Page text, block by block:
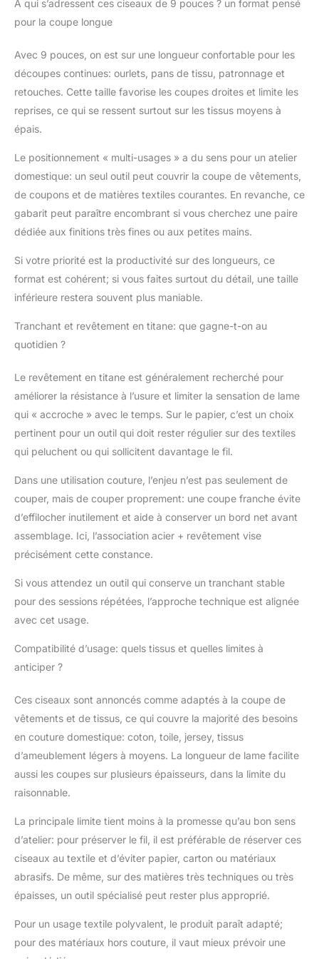
professionnels :
spécialement conçus
pour les tâches de
coupe et de couture du
précis, ce qui les rend
parfaits pour les
tailleurs, les travaux
manuels et les
amateurs qui exigent
de la précision Poignée
confortable en ABS.
ABS souple qui offre
une prise en main
ciseaux sont parfaits
rend parfaits pour les
professionnels et les
Polyvalent et durable :
ces ciseaux
polyvalents ne se
ces ciseaux
polyvalents sont
également idéaux pour
bureau ou en tissu de
coupe, et garantissent
qui en fait un ajout
fiable à toute boîte à
lames tranchantes, ces
un incontournable pour
une gamme de projets,
de la couture et de
l'artisanat aux tâches
quotidiennes
À qui s’adressent ces ciseaux de 9 pouces ? un format pensé
pour la coupe longue
Avec 9 pouces, on est sur une longueur confortable pour les
découpes continues: ourlets, pans de tissu, patronnage et
retouches. Cette taille favorise les coupes droites et limite les
reprises, ce qui se ressent surtout sur les tissus moyens à
épais.
Le positionnement « multi-usages » a du sens pour un atelier
domestique: un seul outil peut couvrir la coupe de vêtements,
de coupons et de matières textiles courantes. En revanche, ce
gabarit peut paraître encombrant si vous cherchez une paire
dédiée aux finitions très fines ou aux petites mains.
Si votre priorité est la productivité sur des longueurs, ce
format est cohérent; si vous faites surtout du détail, une taille
inférieure restera souvent plus maniable.
Tranchant et revêtement en titane: que gagne-t-on au
quotidien ?
Le revêtement en titane est généralement recherché pour
améliorer la résistance à l’usure et limiter la sensation de lame
qui « accroche » avec le temps. Sur le papier, c’est un choix
pertinent pour un outil qui doit rester régulier sur des textiles
qui peluchent ou qui sollicitent davantage le fil.
Dans une utilisation couture, l’enjeu n’est pas seulement de
couper, mais de couper proprement: une coupe franche évite
d’effilocher inutilement et aide à conserver un bord net avant
assemblage. Ici, l’association acier + revêtement vise
précisément cette constance.
Si vous attendez un outil qui conserve un tranchant stable
pour des sessions répétées, l’approche technique est alignée
avec cet usage.
Compatibilité d’usage: quels tissus et quelles limites à
anticiper ?
Ces ciseaux sont annoncés comme adaptés à la coupe de
vêtements et de tissus, ce qui couvre la majorité des besoins
en couture domestique: coton, toile, jersey, tissus
d’ameublement légers à moyens. La longueur de lame facilite
aussi les coupes sur plusieurs épaisseurs, dans la limite du
raisonnable.
La principale limite tient moins à la promesse qu’au bon sens
d’atelier: pour préserver le fil, il est préférable de réserver ces
ciseaux au textile et d’éviter papier, carton ou matériaux
abrasifs. De même, sur des matières très techniques ou très
épaisses, un outil spécialisé peut rester plus approprié.
Pour un usage textile polyvalent, le produit paraît adapté;
pour des matériaux hors couture, il vaut mieux prévoir une